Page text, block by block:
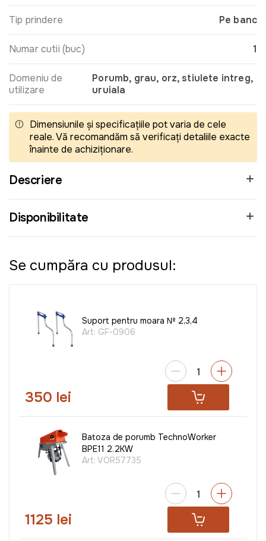
Tip prindere Pe banc
Numar cutii (buc) 1
Domeniu de
utilizare
Porumb, grau, orz, stiulete intreg,
uruiala
Dimensiunile și specificațiile pot varia de cele
reale. Vă recomandăm să verificați detaliile exacte
înainte de achiziționare.
Descriere
Disponibilitate
Se cumpăra cu produsul:
Suport pentru moara № 2,3,4
Art: GF-0906
350 lei
Batoza de porumb TechnoWorker
BPE11 2.2KW
Art: VOR57735
1125 lei